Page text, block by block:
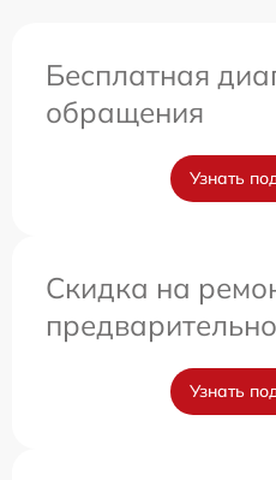
Бесплатная
обращения
Узнать
Скидка на
Узнать